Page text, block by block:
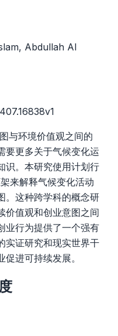
Abdullah Al
与环境价值观之间的
要更多关于气候变化运
识。本研究使用计划行
来解释气候变化活动
。这种跨学科的概念研
价值观和创业意图之间
业行为提供了一个强有
实证研究和现实世界干
进可持续发展。